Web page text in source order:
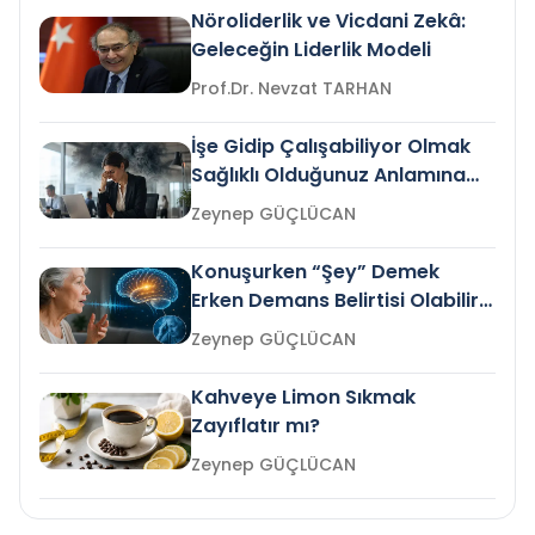
Nöroliderlik ve Vicdani Zekâ:
Geleceğin Liderlik Modeli
Prof.Dr. Nevzat TARHAN
İşe Gidip Çalışabiliyor Olmak
Sağlıklı Olduğunuz Anlamına
Gelir mi?Zeynep GÜÇLÜCAN
Konuşurken “Şey” Demek
Erken Demans Belirtisi Olabilir
mi?
Zeynep GÜÇLÜCAN
Kahveye Limon Sıkmak
Zayıflatır mı?
Zeynep GÜÇLÜCAN